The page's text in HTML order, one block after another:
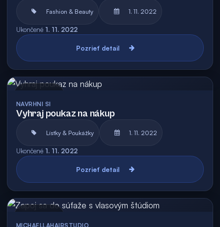
Fashion & Beauty 1. 11. 2022
Ukončené 1. 11. 2022
Pozrieť detail
NAVRHNI SI
Vyhraj poukaz na nákup
Lístky & Poukážky 1. 11. 2022
Ukončené 1. 11. 2022
Pozrieť detail
MICHAELLAHAIRSTUDIO